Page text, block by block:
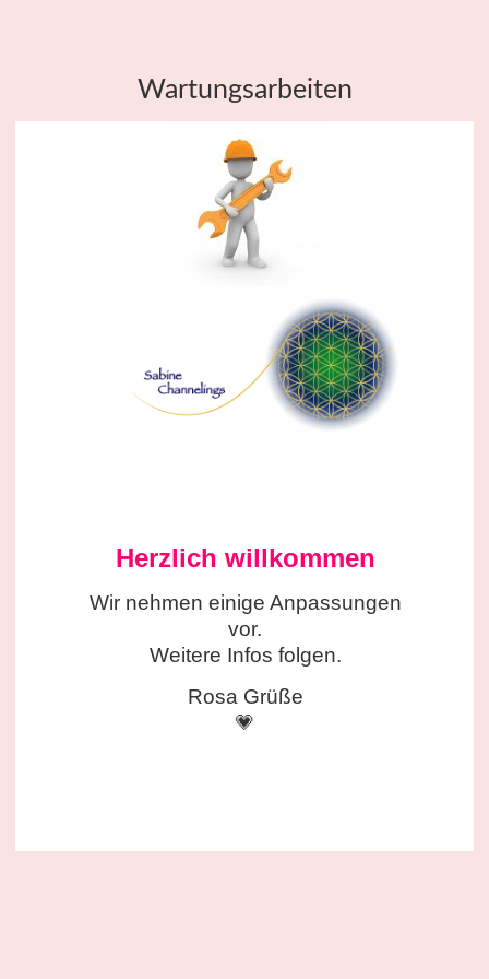
Wartungsarbeiten
Herzlich willkommen
Wir nehmen einige Anpassungen
vor.
Weitere Infos folgen.
Rosa Grüße
💗